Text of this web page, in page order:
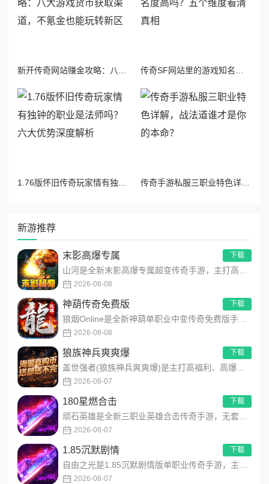
1.76版怀旧传奇玩家情有独钟的职业是法师吗？六大优势深度解析 传奇手游私服三职业特色详解，战法道谁才是你的本命？
新游推荐
末影高爆专属
山河是全新末影高爆专属超变传奇手游，主打高爆打怪、海量专属装备、多地图自由探索！上线即领开局豪礼，怪物好打、...
2026-08-08
下载
神葫传奇免费版
狼烟Online是全新神葫单职业中变传奇免费版手游，永久内置3折福利，每日免费领800代币！开局赠送豪华首充...
2026-08-08
下载
狼族神兵爽爽爆
盖世强者(狼族神兵爽爽爆)是主打高福利、高爆率、长线挂机的东方玄幻传奇手游！开局即送2亿切割、千万群切、八大...
2026-08-07
下载
180星燃合击
顽石英雄是全新三职业英雄合击传奇手游，无套路无脑上手，全程无硬性消费！永久内置3折充值福利，每日上线领648...
2026-08-07
下载
1.85沉默剧情
自由之光是1.85沉默剧情版单职业传奇手游，主打散人可打可嫖良心玩法！每日免费送328代币，海量礼包全程白嫖...
2026-08-07
下载